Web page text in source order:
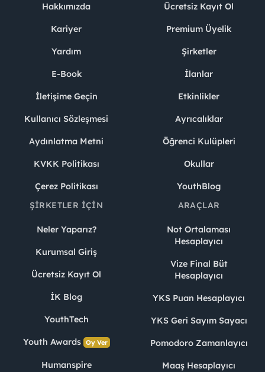
Hakkımızda
Kariyer
Yardım
E-Book
İletişime Geçin
Kullanıcı Sözleşmesi
Aydınlatma Metni
KVKK Politikası
Çerez Politikası
Ücretsiz Kayıt Ol
Premium Üyelik
Şirketler
İlanlar
Etkinlikler
Ayrıcalıklar
Öğrenci Kulüpleri
Okullar
YouthBlog
ŞIRKETLER İÇIN
Neler Yaparız?
Kurumsal Giriş
Ücretsiz Kayıt Ol
İK Blog
YouthTech
Youth Awards Oy Ver
Humanspire
ARAÇLAR
Not Ortalaması
Hesaplayıcı
Vize Final Büt
Hesaplayıcı
YKS Puan Hesaplayıcı
YKS Geri Sayım Sayacı
Pomodoro Zamanlayıcı
Maaş Hesaplayıcı